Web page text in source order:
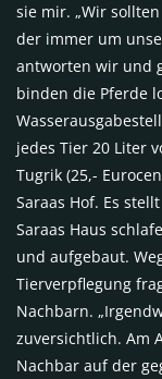
sie mir. „Wir
der immer um
antworten wir und
binden die Pferde
jedes Tier 20 Liter
Tugrik (25,-
Saraas Hof. Es
Saraas Haus
und aufgebaut.
Tierverpflegung
Nachbarn.
zuversichtlich. Am
Nachbar auf der